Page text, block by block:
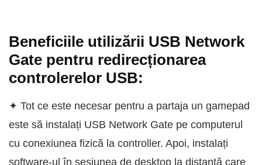
Beneficiile utilizării USB Network
Gate pentru redirecționarea
controlerelor USB:
✦ Tot ce este necesar pentru a partaja un gamepad
este să instalați USB Network Gate pe computerul
cu conexiunea fizică la controller. Apoi, instalați
software-ul în sesiunea de desktop la distanță care